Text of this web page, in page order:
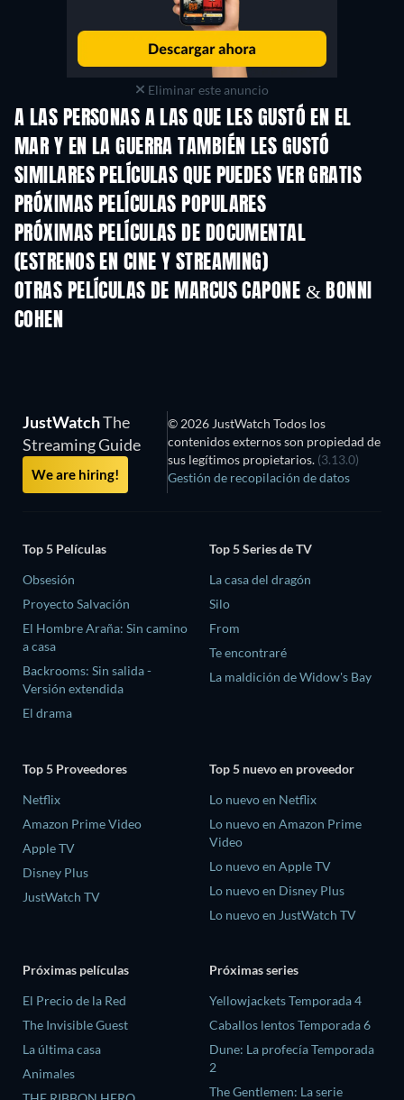
Eliminar este anuncio
A LAS PERSONAS A LAS QUE LES GUSTÓ EN EL
MAR Y EN LA GUERRA TAMBIÉN LES GUSTÓ
SIMILARES PELÍCULAS QUE PUEDES VER GRATIS
PRÓXIMAS PELÍCULAS POPULARES
PRÓXIMAS PELÍCULAS DE DOCUMENTAL
(ESTRENOS EN CINE Y STREAMING)
OTRAS PELÍCULAS DE MARCUS CAPONE & BONNI
COHEN
JustWatchThe
Streaming Guide
We are hiring!
© 2026 JustWatch Todos los
contenidos externos son propiedad de
sus legítimos propietarios. (3.13.0)
Gestión de recopilación de datos
Top 5 Películas
Obsesión
Proyecto Salvación
El Hombre Araña: Sin camino
a casa
Backrooms: Sin salida -
Versión extendida
El drama
Top 5 Series de TV
La casa del dragón
Silo
From
Te encontraré
La maldición de Widow's Bay
Top 5 Proveedores
Netflix
Amazon Prime Video
Apple TV
Disney Plus
JustWatch TV
Top 5 nuevo en proveedor
Lo nuevo en Netflix
Lo nuevo en Amazon Prime
Video
Lo nuevo en Apple TV
Lo nuevo en Disney Plus
Lo nuevo en JustWatch TV
Próximas películas
El Precio de la Red
The Invisible Guest
La última casa
Animales
Próximas series
Yellowjackets Temporada 4
Caballos lentos Temporada 6
Dune: La profecía Temporada
2
The Gentlemen: La serie